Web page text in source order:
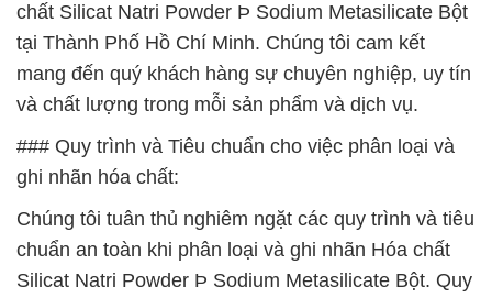
chất Silicat Natri Powder Þ Sodium Metasilicate Bột
tại Thành Phố Hồ Chí Minh. Chúng tôi cam kết
mang đến quý khách hàng sự chuyên nghiệp, uy tín
và chất lượng trong mỗi sản phẩm và dịch vụ.
### Quy trình và Tiêu chuẩn cho việc phân loại và
ghi nhãn hóa chất:
Chúng tôi tuân thủ nghiêm ngặt các quy trình và tiêu
chuẩn an toàn khi phân loại và ghi nhãn Hóa chất
Silicat Natri Powder Þ Sodium Metasilicate Bột. Quy